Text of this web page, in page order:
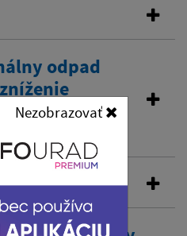
Nezobrazovať
odpad
zamestnania
rozhlase